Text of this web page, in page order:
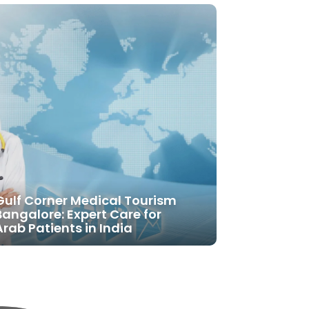
Corner Medical Tourism
Expert Care for
Patients in India